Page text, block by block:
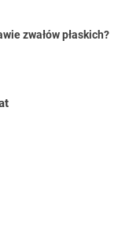
zwałów płaskich?